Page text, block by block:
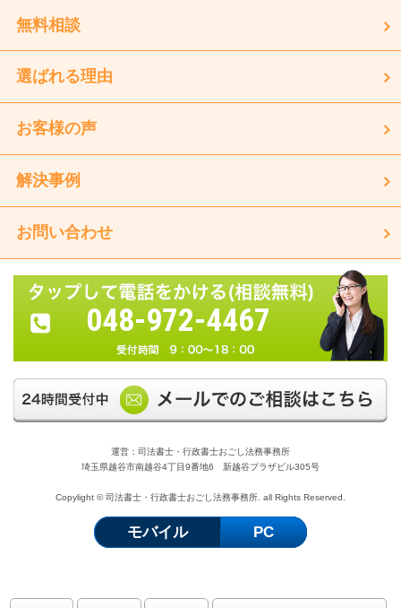
無料相談
選ばれる理由
お客様の声
解決事例
お問い合わせ
048-972-4467
運営：司法書士・行政書士おごし法務事務所
埼玉県越谷市南越谷4丁目9番地6 新越谷プラザビル305号
Copylight © 司法書士・行政書士おごし法務事務所. all Rights Reserved.
モバイル PC